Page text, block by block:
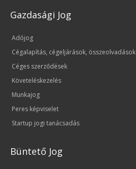
Gazdasági Jog
Adójog
Cégalapítás, cégeljárások, összeolvadások
Céges szerződések
Követeléskezelés
Munkajog
Peres képviselet
Startup jogi tanácsadás
Büntető Jog